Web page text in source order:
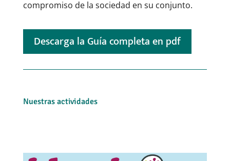
compromiso de la sociedad en su conjunto.
Descarga la Guía completa en pdf
Nuestras actividades